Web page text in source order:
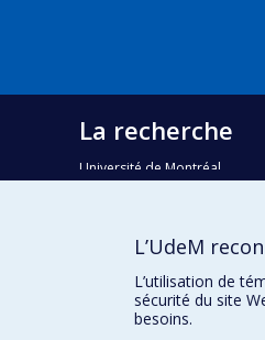
La recherche
Université de Montréal
Courriel:
L’UdeM
L’utilisation de
sécurité du site
besoins.